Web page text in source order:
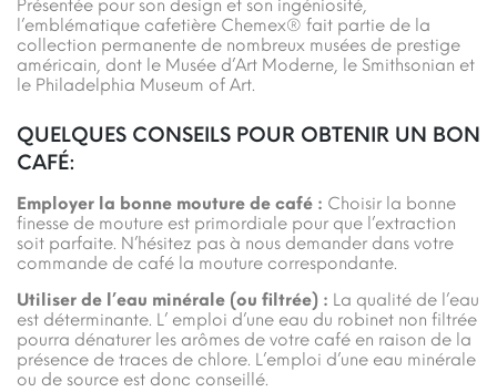
Présentée pour son design et son ingéniosité,
l’emblématique cafetière Chemex® fait partie de la
collection permanente de nombreux musées de prestige
américain, dont le Musée d’Art Moderne, le Smithsonian et
le Philadelphia Museum of Art.
QUELQUES CONSEILS POUR OBTENIR UN BON
CAFÉ:
Employer la bonne mouture de café : Choisir la bonne
finesse de mouture est primordiale pour que l’extraction
soit parfaite. N’hésitez pas à nous demander dans votre
commande de café la mouture correspondante.
Utiliser de l’eau minérale (ou filtrée) : La qualité de l’eau
est déterminante. L’ emploi d’une eau du robinet non filtrée
pourra dénaturer les arômes de votre café en raison de la
présence de traces de chlore. L’emploi d’une eau minérale
ou de source est donc conseillé.